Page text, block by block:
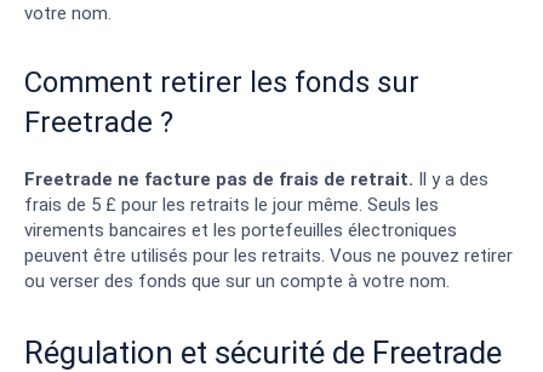
votre nom.
Comment retirer les fonds sur
Freetrade ?
Freetrade ne facture pas de frais de retrait. Il y a des
frais de 5 £ pour les retraits le jour même. Seuls les
virements bancaires et les portefeuilles électroniques
peuvent être utilisés pour les retraits. Vous ne pouvez retirer
ou verser des fonds que sur un compte à votre nom.
Régulation et sécurité de Freetrade